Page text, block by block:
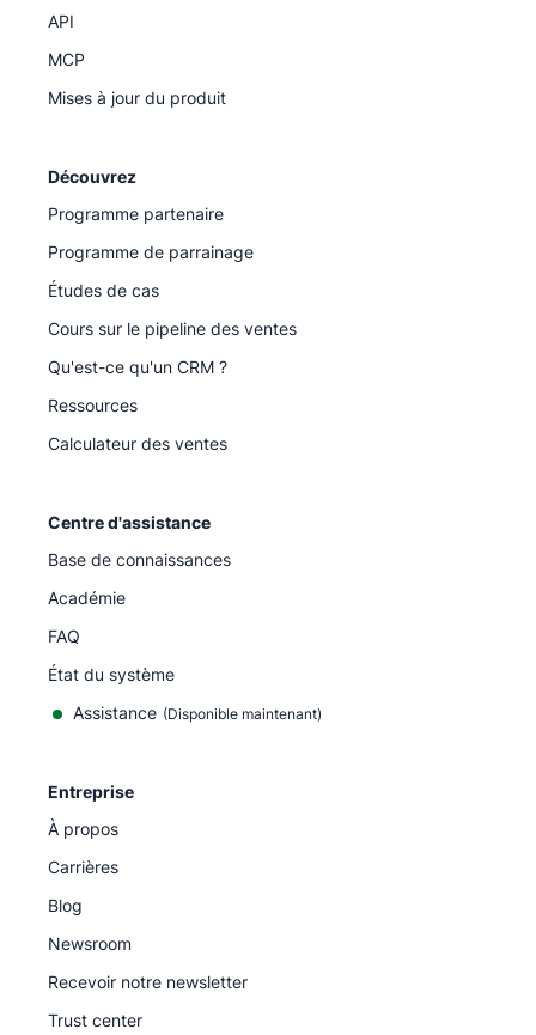
API
MCP
Mises à jour du produit
Découvrez
Programme partenaire
Programme de parrainage
Études de cas
Cours sur le pipeline des ventes
Qu'est-ce qu'un CRM ?
Ressources
Calculateur des ventes
Centre d'assistance
Base de connaissances
Académie
FAQ
État du système
Assistance (Disponible maintenant)
Entreprise
À propos
Carrières
Blog
Newsroom
Recevoir notre newsletter
Trust center